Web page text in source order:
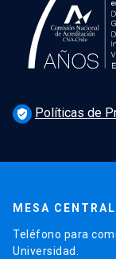
verified_user Políticas de
MESA CENTRAL
Teléfono para
Universidad.